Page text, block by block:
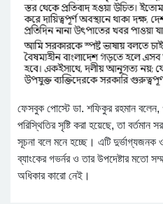
ফেসবুক পোস্টে ডা. শফিকুর রহমান বলেন,
পরিস্থিতির সৃষ্টি করা হয়েছে, তা বর্তমান
সূচনা বলে মনে হচ্ছে। এটি
ব্যাংকের গভর্নর ও তার উপদেষ্টার মতো
অধিকার কারো নেই।